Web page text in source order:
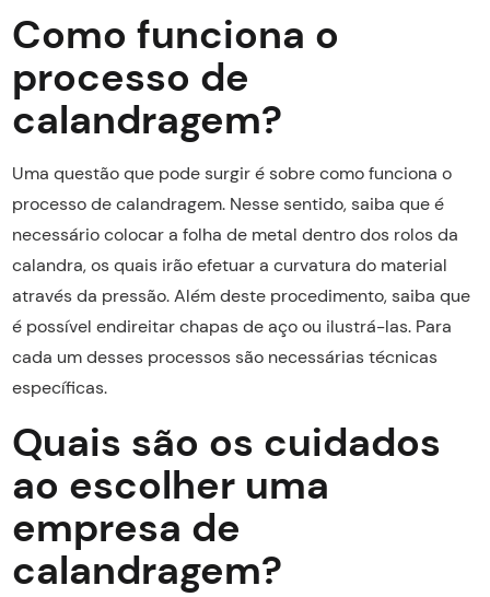
Como funciona o
processo de
calandragem?
Uma questão que pode surgir é sobre como funciona o
processo de calandragem. Nesse sentido, saiba que é
necessário colocar a folha de metal dentro dos rolos da
calandra, os quais irão efetuar a curvatura do material
através da pressão. Além deste procedimento, saiba que
é possível endireitar chapas de aço ou ilustrá-las. Para
cada um desses processos são necessárias técnicas
específicas.
Quais são os cuidados
ao escolher uma
empresa de
calandragem?